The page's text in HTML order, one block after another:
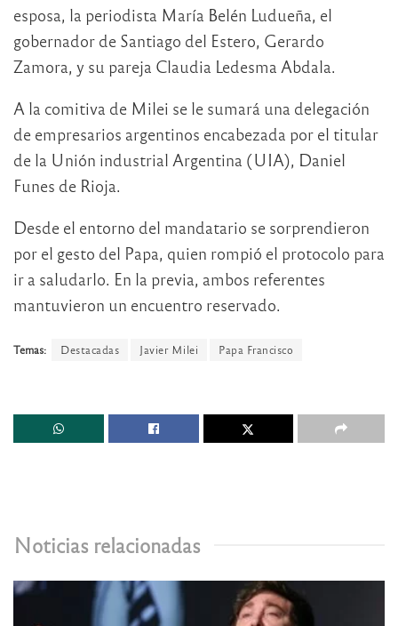
esposa, la periodista María Belén Ludueña, el
gobernador de Santiago del Estero, Gerardo
Zamora, y su pareja Claudia Ledesma Abdala.
A la comitiva de Milei se le sumará una delegación
de empresarios argentinos encabezada por el titular
de la Unión industrial Argentina (UIA), Daniel
Funes de Rioja.
Desde el entorno del mandatario se sorprendieron
por el gesto del Papa, quien rompió el protocolo para
ir a saludarlo. En la previa, ambos referentes
mantuvieron un encuentro reservado.
Temas: Destacadas Javier Milei Papa Francisco
Noticias relacionadas